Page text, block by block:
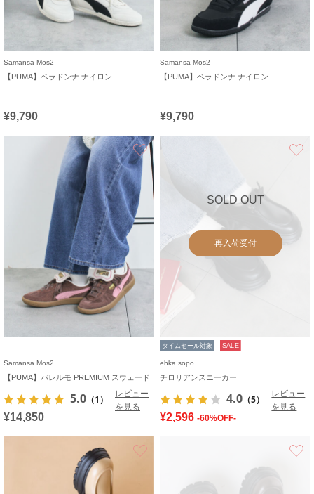
Samansa Mos2
【PUMA】ベラドンナ ナイロン
¥9,790
Samansa Mos2
【PUMA】ベラドンナ ナイロン
¥9,790
お気に入り
Samansa Mos2
【PUMA】パレルモ PREMIUM スウェード
5.0 （1）
レビュー
を見る
¥14,850
SOLD OUT
再入荷受付
タイムセール対象 SALE
ehka sopo
チロリアンスニーカー
4.0 （5）
レビュー
を見る
¥2,596 -60%OFF-